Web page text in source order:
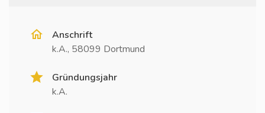
Anschrift
k.A., 58099 Dortmund
Gründungsjahr
k.A.